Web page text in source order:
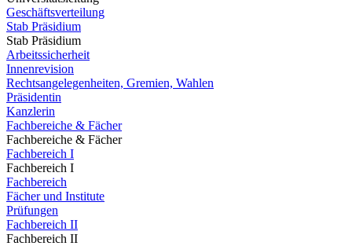
Geschäftsverteilung
Stab Präsidium
Stab Präsidium
Arbeitssicherheit
Innenrevision
Rechtsangelegenheiten, Gremien, Wahlen
Präsidentin
Kanzlerin
Fachbereiche & Fächer
Fachbereiche & Fächer
Fachbereich I
Fachbereich I
Fachbereich
Fächer und Institute
Prüfungen
Fachbereich II
Fachbereich II